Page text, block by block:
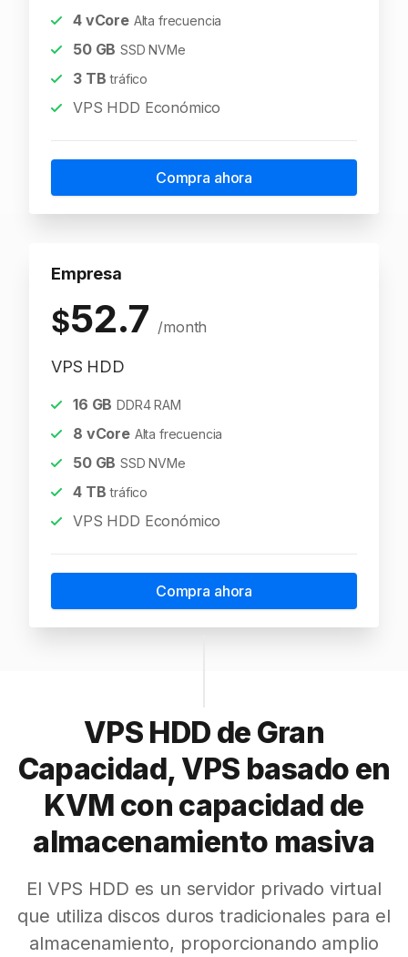
4vCore Alta frecuencia
50GB SSD NVMe
3TB tráfico
VPS HDD Económico
Compra ahora
Empresa
$52.7 /month
VPS HDD
16 GB DDR4 RAM
8 vCore Alta frecuencia
50GB SSD NVMe
4TB tráfico
VPS HDD Económico
Compra ahora
VPS HDD de Gran
Capacidad, VPS basado en
KVM con capacidad de
almacenamiento masiva
El VPS HDD es un servidor privado virtual
que utiliza discos duros tradicionales para el
almacenamiento, proporcionando amplio